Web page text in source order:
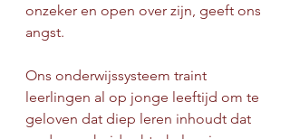
onzeker en open over zijn, geeft ons
angst.
Ons onderwijssysteem traint
leerlingen al op jonge leeftijd om te
geloven dat diep leren inhoudt dat